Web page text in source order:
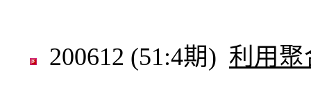
200612 (51:4期) 利用